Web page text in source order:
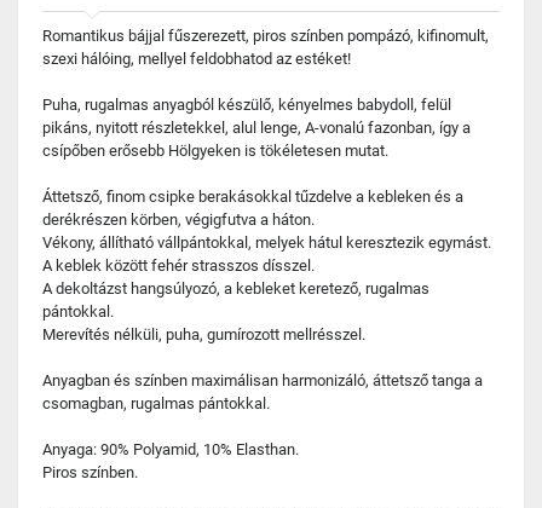
Romantikus bájjal fűszerezett, piros színben pompázó, kifinomult,
szexi hálóing, mellyel feldobhatod az estéket!
Puha, rugalmas anyagból készülő, kényelmes babydoll, felül
pikáns, nyitott részletekkel, alul lenge, A-vonalú fazonban, így a
csípőben erősebb Hölgyeken is tökéletesen mutat.
Áttetsző, finom csipke berakásokkal tűzdelve a kebleken és a
derékrészen körben, végigfutva a háton.
Vékony, állítható vállpántokkal, melyek hátul keresztezik egymást.
A keblek között fehér strasszos dísszel.
A dekoltázst hangsúlyozó, a kebleket keretező, rugalmas
pántokkal.
Merevítés nélküli, puha, gumírozott mellrésszel.
Anyagban és színben maximálisan harmonizáló, áttetsző tanga a
csomagban, rugalmas pántokkal.
Anyaga: 90% Polyamid, 10% Elasthan.
Piros színben.